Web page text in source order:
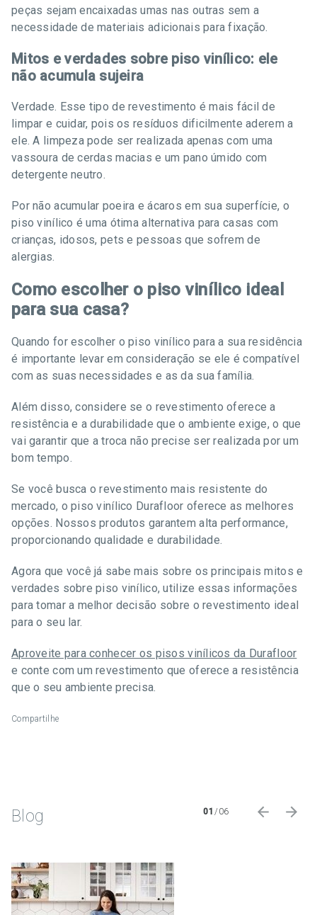
peças sejam encaixadas umas nas outras sem a
necessidade de materiais adicionais para fixação.
Mitos e verdades sobre piso vinílico: ele
não acumula sujeira
Verdade. Esse tipo de revestimento é mais fácil de
limpar e cuidar, pois os resíduos dificilmente aderem a
ele. A limpeza pode ser realizada apenas com uma
vassoura de cerdas macias e um pano úmido com
detergente neutro.
Por não acumular poeira e ácaros em sua superfície, o
piso vinílico é uma ótima alternativa para casas com
crianças, idosos, pets e pessoas que sofrem de
alergias.
Como escolher o piso vinílico ideal
para sua casa?
Quando for escolher o piso vinílico para a sua residência
é importante levar em consideração se ele é compatível
com as suas necessidades e as da sua família.
Além disso, considere se o revestimento oferece a
resistência e a durabilidade que o ambiente exige, o que
vai garantir que a troca não precise ser realizada por um
bom tempo.
Se você busca o revestimento mais resistente do
mercado, o piso vinílico Durafloor oferece as melhores
opções. Nossos produtos garantem alta performance,
proporcionando qualidade e durabilidade.
Agora que você já sabe mais sobre os principais mitos e
verdades sobre piso vinílico, utilize essas informações
para tomar a melhor decisão sobre o revestimento ideal
para o seu lar.
Aproveite para conhecer os pisos vinílicos da Durafloor
e conte com um revestimento que oferece a resistência
que o seu ambiente precisa.
Compartilhe
Blog 01 /06